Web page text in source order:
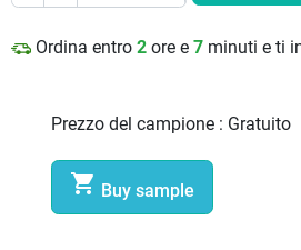
Ordina entro 2 ore e 7 minuti e ti
Prezzo del campione : Gratuito
 Buy sample